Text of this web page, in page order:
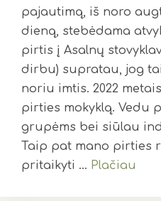
pajautimą, iš noro
dieną, stebėdama
pirtis į Asalnų
dirbu) supratau, jog
noriu imtis. 2022
pirties mokyklą. Vedu
grupėms bei siūlau
Taip pat mano pirties
pritaikyti … Plačiau